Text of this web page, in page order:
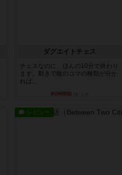
ダグエイトチェス
チェスなのに、ほんの10分で終わり
ます。動きで敵のコマの種類が分か
れば...
約3時間前
レビュー